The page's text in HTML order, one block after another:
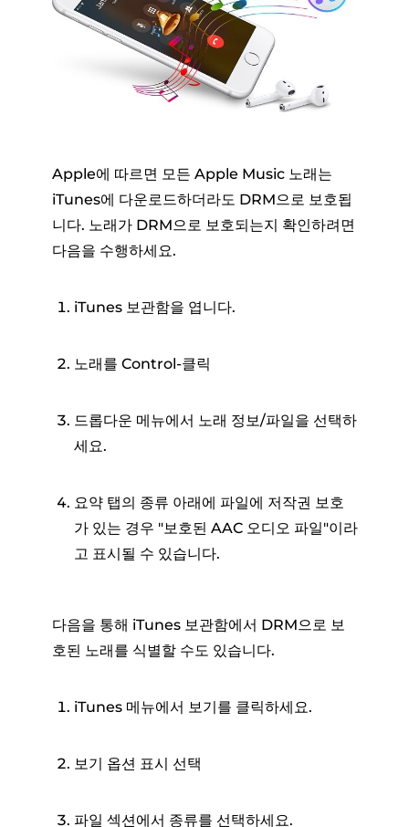
Apple에 따르면 모든 Apple Music 노래는
iTunes에 다운로드하더라도 DRM으로 보호됩
니다. 노래가 DRM으로 보호되는지 확인하려면
다음을 수행하세요.
iTunes 보관함을 엽니다.
노래를 Control-클릭
드롭다운 메뉴에서 노래 정보/파일을 선택하
세요.
요약 탭의 종류 아래에 파일에 저작권 보호
가 있는 경우 "보호된 AAC 오디오 파일"이라
고 표시될 수 있습니다.
다음을 통해 iTunes 보관함에서 DRM으로 보
호된 노래를 식별할 수도 있습니다.
iTunes 메뉴에서 보기를 클릭하세요.
보기 옵션 표시 선택
파일 섹션에서 종류를 선택하세요.